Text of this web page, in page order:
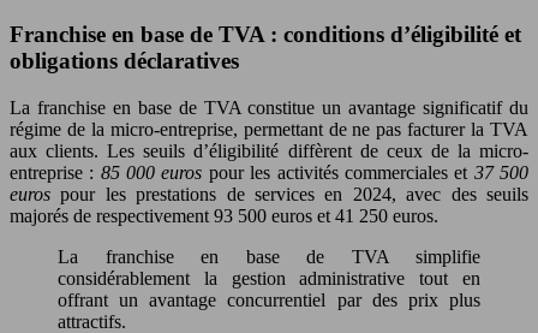
Franchise en base de TVA : conditions d’éligibilité et
obligations déclaratives
La franchise en base de TVA constitue un avantage significatif du
régime de la micro-entreprise, permettant de ne pas facturer la TVA
aux clients. Les seuils d’éligibilité diffèrent de ceux de la micro-
entreprise : 85 000 euros pour les activités commerciales et 37 500
eurospour les prestations de services en 2024, avec des seuils
majorés de respectivement 93 500 euros et 41 250 euros.
La franchise en base de TVA simplifie
considérablement la gestion administrative tout en
offrant un avantage concurrentiel par des prix plus
attractifs.